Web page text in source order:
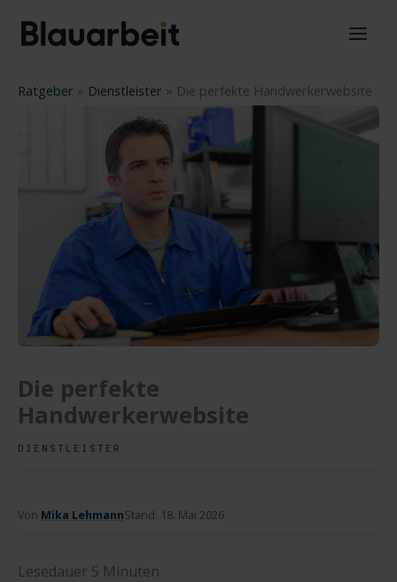
Inhalt
springen
Ratgeber » Dienstleister » Die perfekte Handwerkerwebsite
Die perfekte
Handwerkerwebsite
DIENSTLEISTER
Von Mika LehmannStand: 18. Mai 2026
Lesedauer 5 Minuten